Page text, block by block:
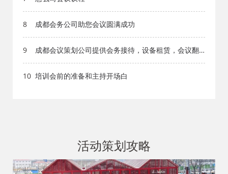
8 成都会务公司助您会议圆满成功
9
成都会议策划公司提供会务接待，设备租赁，会议翻
10 培训会前的准备和主持开场白
活动策划攻略